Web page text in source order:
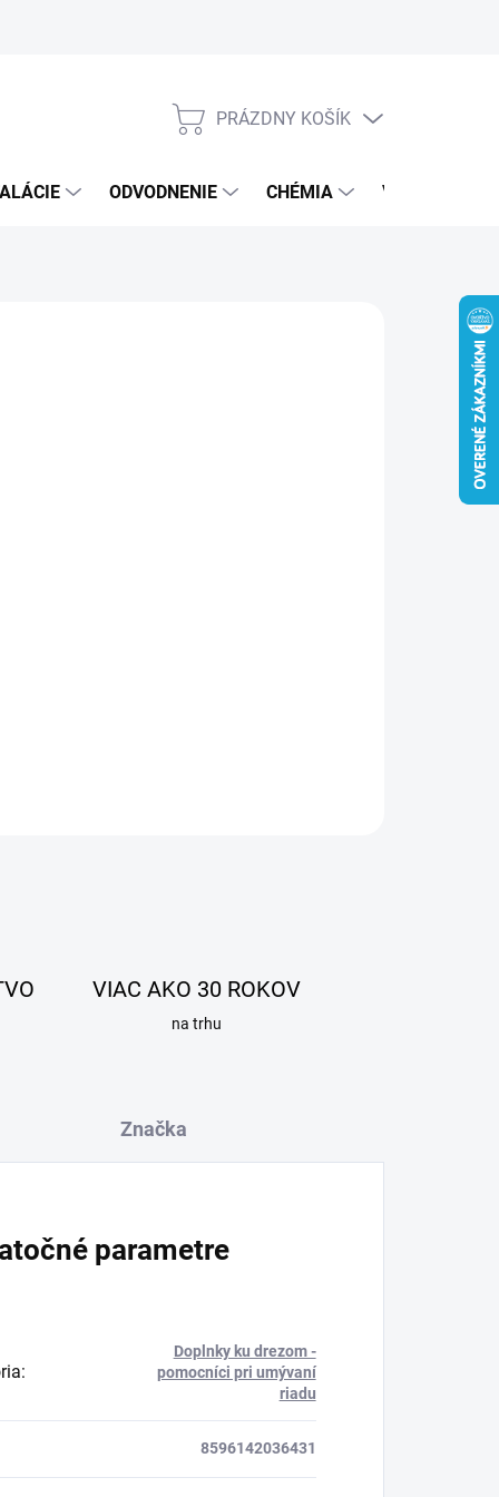
NÁKUPNÝ
PRÁZDNY KOŠÍK
ODVODNENIE CHÉMIA VEREJNÝ
VIAC AKO 30 ROKOV
na trhu
Značka
parametre
:
Doplnky ku drezom -
pomocníci pri umývaní
riadu
8596142036431